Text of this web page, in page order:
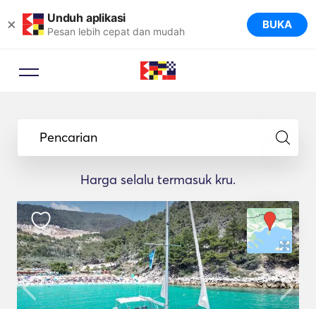
× Unduh aplikasi
Pesan lebih cepat dan mudah BUKA
Pencarian
Harga selalu termasuk kru.